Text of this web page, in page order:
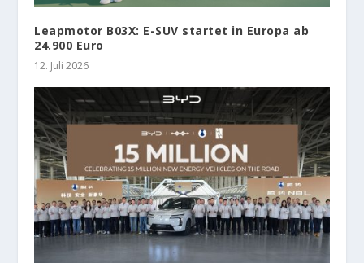
Leapmotor B03X: E-SUV startet in Europa ab
24.900 Euro
12. Juli 2026